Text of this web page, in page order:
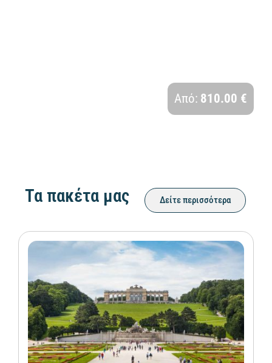
Από: 810.00 €
Τα πακέτα μας Δείτε περισσότερα